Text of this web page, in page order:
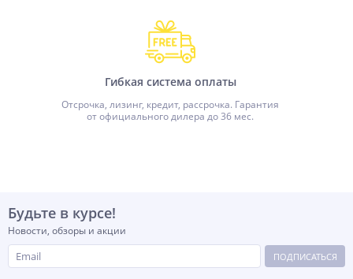
Гибкая система оплаты
Отсрочка, лизинг, кредит, рассрочка. Гарантия
от официального дилера до 36 мес.
Будьте в курсе!
Новости, обзоры и акции
ПОДПИСАТЬСЯ